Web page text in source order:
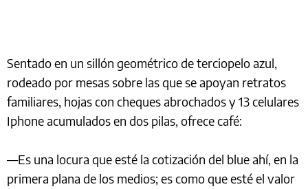
Sentado en un sillón geométrico de terciopelo azul,
rodeado por mesas sobre las que se apoyan retratos
familiares, hojas con cheques abrochados y 13 celulares
Iphone acumulados en dos pilas, ofrece café:
—Es una locura que esté la cotización del blue ahí, en la
primera plana de los medios; es como que esté el valor